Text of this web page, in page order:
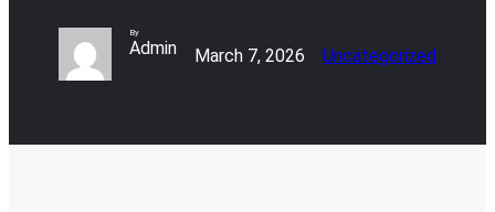
By
Admin March 7, 2026 Uncategorized